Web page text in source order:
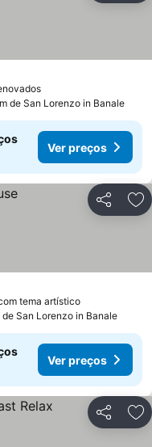
Ver preços
de San Lorenzo in Banale
Ver preços
Partilhar
tema artísticoVer preços
de San Lorenzo in Banale
Ver preços
Partilhar